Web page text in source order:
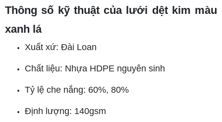
Thông số kỹ thuật của lưới dệt kim màu
xanh lá
Xuất xứ: Đài Loan
Chất liệu: Nhựa HDPE nguyên sinh
Tỷ lệ che nắng: 60%, 80%
Định lượng: 140gsm